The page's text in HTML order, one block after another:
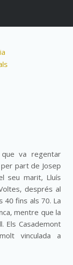
que va regentar
part de Josep
seu marit, Lluís
després al
40 fins als 70. La
mentre que la
Els Casademont
vinculada a